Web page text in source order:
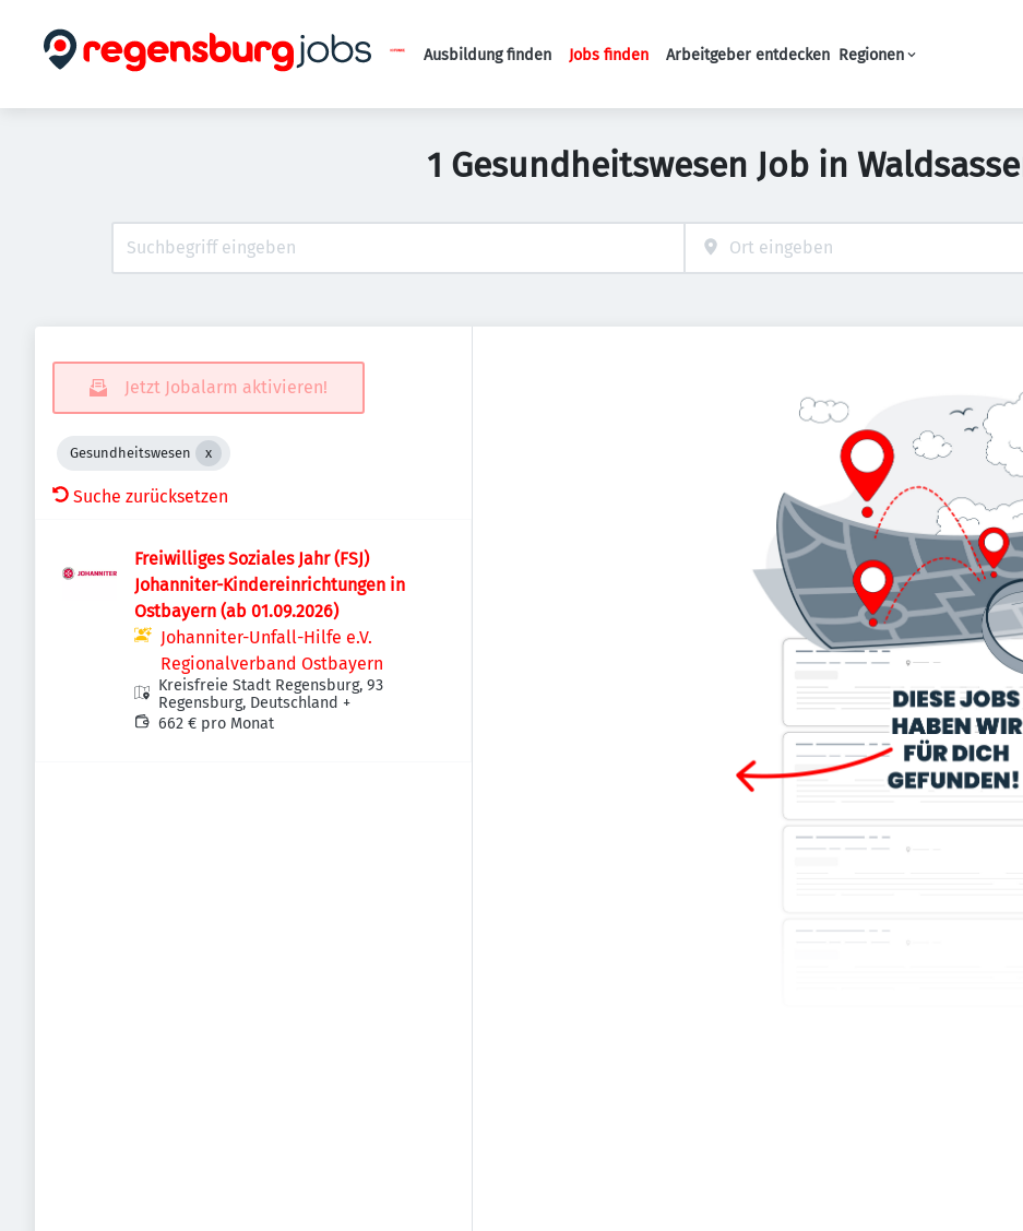
Haupt-Navigation
Ausbildung finden Jobs finden Arbeitgeber entdecken Regionen
1 Gesundheitswesen Job in
Jetzt Jobalarm aktivieren!
Gesundheitswesen
Suche zurücksetzen
Freiwilliges Soziales Jahr (FSJ)
Johanniter-Kindereinrichtungen in
Ostbayern (ab 01.09.2026)
Johanniter-Unfall-Hilfe e.V.
Regionalverband Ostbayern
Kreisfreie Stadt Regensburg, 93
Regensburg, Deutschland +
662 € pro Monat